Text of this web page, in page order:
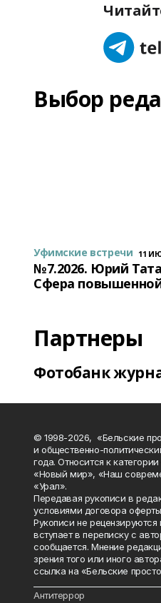
Выбор
Уфимские встречи 11
№7.2026. Юрий
Сфера
Партнеры
Фотобанк
© 1998-2026, «Бельские
и общественно-
года. Относится к
«Новый мир», «Наш
«Урал».
Передавая рукописи в
условиями договора
Рукописи не
вступает в переписку с
сообщается. Мнение
зрения того или иного
ссылка на «Бельские
Антитеррор